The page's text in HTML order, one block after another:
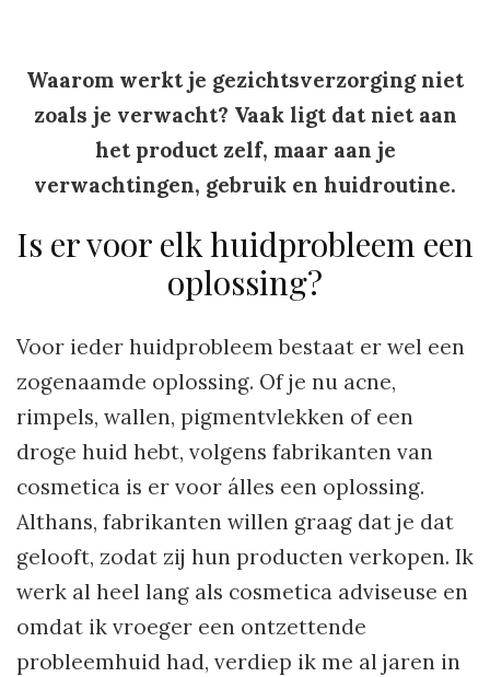
Waarom werkt je gezichtsverzorging niet
zoals je verwacht? Vaak ligt dat niet aan
het product zelf, maar aan je
verwachtingen, gebruik en huidroutine.
Is er voor elk huidprobleem een
oplossing?
Voor ieder huidprobleem bestaat er wel een
zogenaamde oplossing. Of je nu acne,
rimpels, wallen, pigmentvlekken of een
droge huid hebt, volgens fabrikanten van
cosmetica is er voor álles een oplossing.
Althans, fabrikanten willen graag dat je dat
gelooft, zodat zij hun producten verkopen. Ik
werk al heel lang als cosmetica adviseuse en
omdat ik vroeger een ontzettende
probleemhuid had, verdiep ik me al jaren in